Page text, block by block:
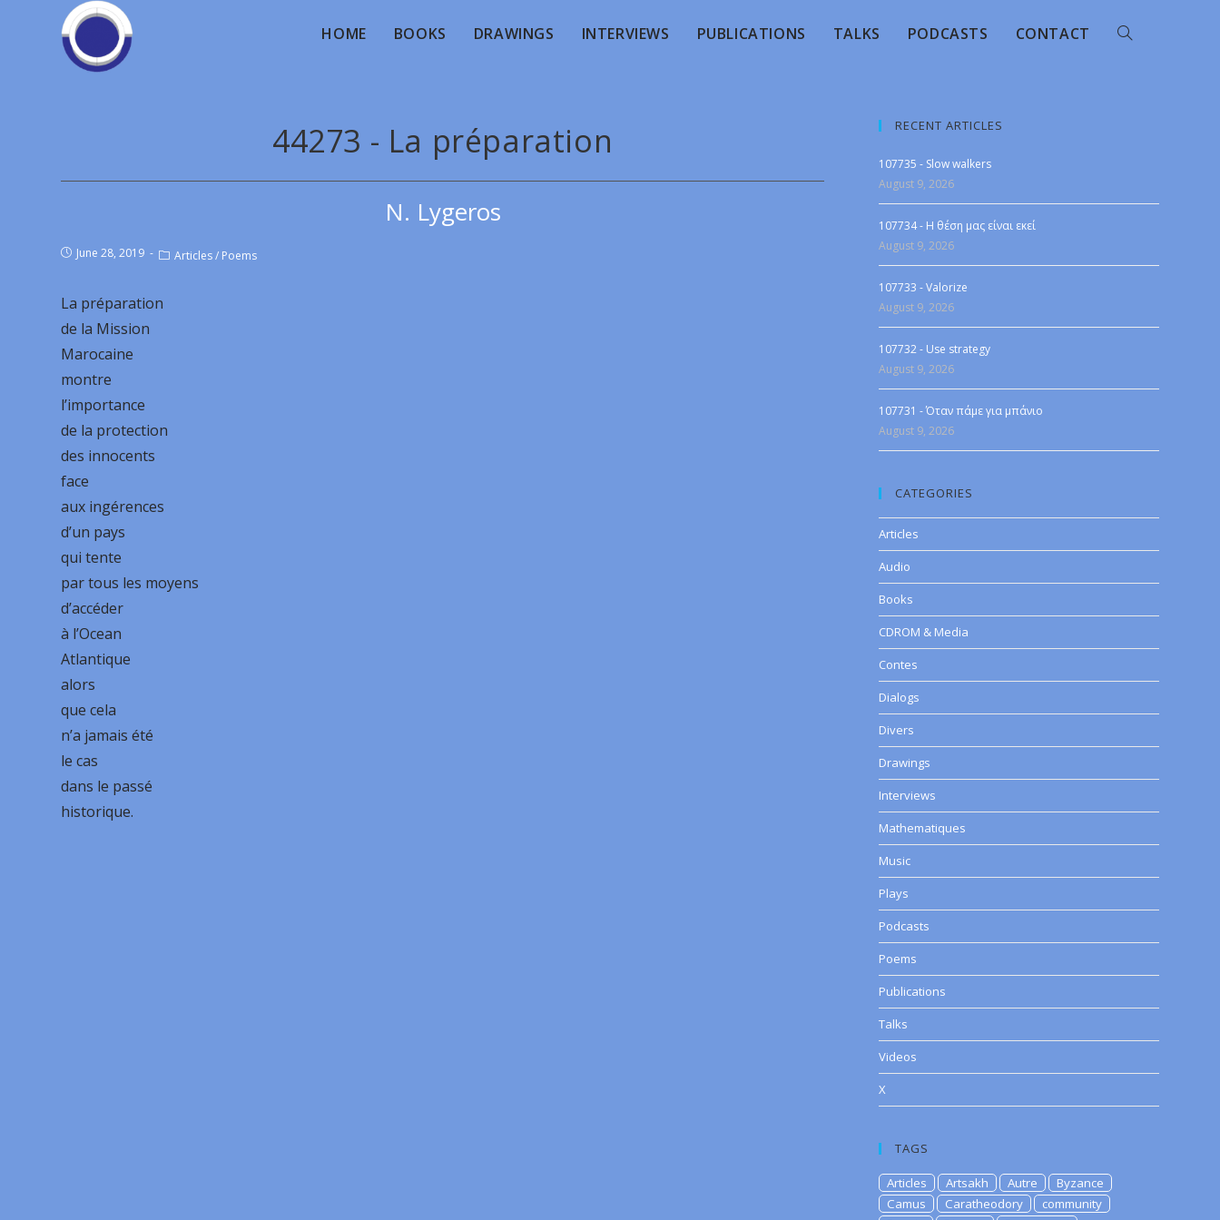
HOME BOOKS DRAWINGS INTERVIEWS PUBLICATIONS TALKS PODCASTS CONTACT
44273 - La préparation
N. Lygeros
June 28, 2019 Articles/ Poems
La préparation
de la Mission
Marocaine
montre
l’importance
de la protection
des innocents
face
aux ingérences
d’un pays
qui tente
par tous les moyens
d’accéder
à l’Ocean
Atlantique
alors
que cela
n’a jamais été
le cas
dans le passé
historique.
RECENT ARTICLES
107735 - Slow walkers
August 9, 2026
107734 - Η θέση μας είναι εκεί
August 9, 2026
107733 - Valorize
August 9, 2026
107732 - Use strategy
August 9, 2026
107731 - Όταν πάμε για μπάνιο
August 9, 2026
CATEGORIES
Articles
Audio
Books
CDROM & Media
Contes
Dialogs
Divers
Drawings
Interviews
Mathematiques
Music
Plays
Podcasts
Poems
Publications
Talks
Videos
X
TAGS
Articles Artsakh Autre
Byzance
Camus
Caratheodory
community